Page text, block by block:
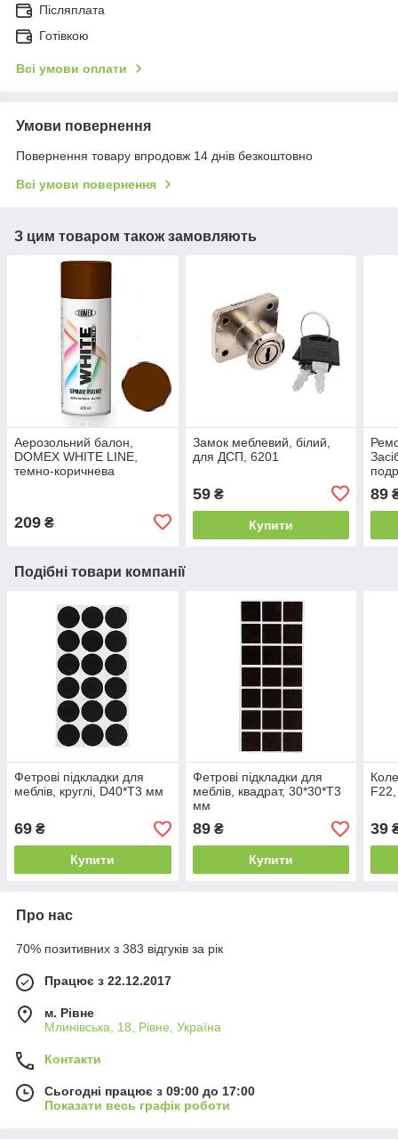
Післяплата
Готівкою
Всі умови оплати
Умови повернення
Повернення товару впродовж 14 днів безкоштовно
Всі умови повернення
З цим товаром також замовляють
Аерозольний балон,
DOMEX WHITE LINE,
темно-коричнева
209 ₴
Замок меблевий, білий,
для ДСП, 6201
59₴
Купити
89
Подібні товари компанії
Фетрові підкладки для
меблів, круглі, D40*Т3 мм
69 ₴
Купити
Фетрові підкладки для
меблів, квадрат, 30*30*T3
мм
89₴
Купити
39
Про нас
70% позитивних з 383 відгуків за рік
Працює з 22.12.2017
м. Рівне
Млинівська, 18, Рівне, Україна
Контакти
Сьогодні працює з 09:00 до 17:00
Показати весь графік роботи